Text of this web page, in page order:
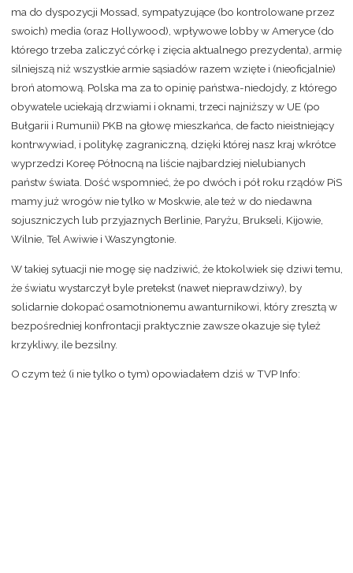
ma do dyspozycji Mossad, sympatyzujące (bo kontrolowane przez
swoich) media (oraz Hollywood), wpływowe lobby w Ameryce (do
którego trzeba zaliczyć córkę i zięcia aktualnego prezydenta), armię
silniejszą niż wszystkie armie sąsiadów razem wzięte i (nieoficjalnie)
broń atomową. Polska ma za to opinię państwa-niedojdy, z którego
obywatele uciekają drzwiami i oknami, trzeci najniższy w UE (po
Bułgarii i Rumunii) PKB na głowę mieszkańca, de facto nieistniejący
kontrwywiad, i politykę zagraniczną, dzięki której nasz kraj wkrótce
wyprzedzi Koreę Północną na liście najbardziej nielubianych
państw świata. Dość wspomnieć, że po dwóch i pół roku rządów PiS
mamy już wrogów nie tylko w Moskwie, ale też w do niedawna
sojuszniczych lub przyjaznych Berlinie, Paryżu, Brukseli, Kijowie,
Wilnie, Tel Awiwie i Waszyngtonie.
W takiej sytuacji nie mogę się nadziwić, że ktokolwiek się dziwi temu,
że światu wystarczył byle pretekst (nawet nieprawdziwy), by
solidarnie dokopać osamotnionemu awanturnikowi, który zresztą w
bezpośredniej konfrontacji praktycznie zawsze okazuje się tyleż
krzykliwy, ile bezsilny.
O czym też (i nie tylko o tym) opowiadałem dziś w TVP Info: